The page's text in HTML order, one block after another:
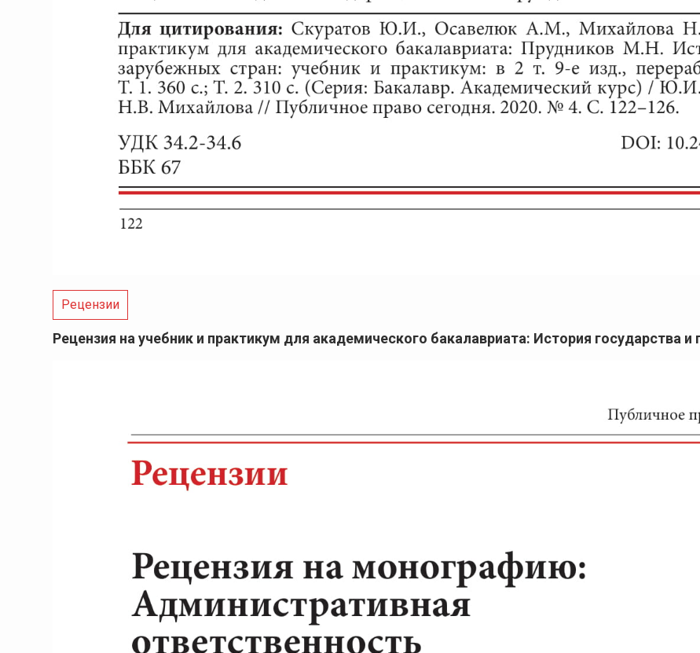
Рецензии
Рецензия на учебник и практикум для академического бакалавриата: История государства